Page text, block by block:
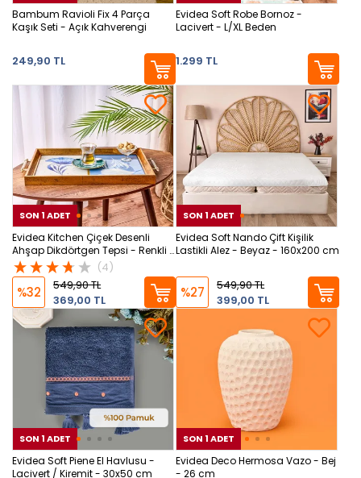
Bambum Ravioli Fix 4 Parça
Kaşık Seti - Açık Kahverengi
249,90 TL
Evidea Soft Robe Bornoz -
Lacivert - L/XL Beden
1.299 TL
SON 1 ADET SON 1 ADET
Evidea Kitchen Çiçek Desenli
Ahşap Dikdörtgen Tepsi - Renkli -
43 cm
(4)
%32
549,90 TL
369,00 TL
SON 1 ADET
Evidea Soft Nando Çift Kişilik
Lastikli Alez - Beyaz - 160x200 cm
%27
549,90 TL
399,00 TL
SON 1 ADET SON 1 ADET
Evidea Soft Piene El Havlusu -
Lacivert / Kiremit - 30x50 cm
SON 1 ADET
Evidea Deco Hermosa Vazo - Bej
- 26 cm